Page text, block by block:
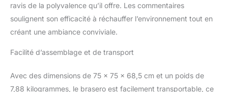
ravis de la polyvalence qu’il offre. Les commentaires
soulignent son efficacité à réchauffer l’environnement tout en
créant une ambiance conviviale.
Facilité d’assemblage et de transport
Avec des dimensions de 75 x 75 x 68,5 cm et un poids de
7,88 kilogrammes, le brasero est facilement transportable, ce